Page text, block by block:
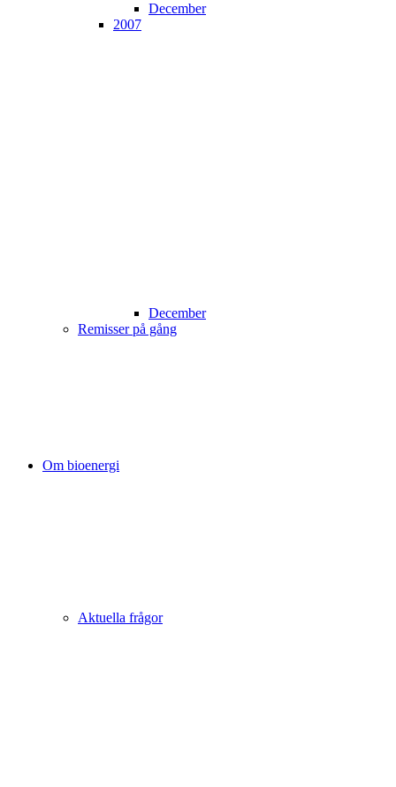
December
2007
December
Remisser på gång
Om bioenergi
Aktuella frågor